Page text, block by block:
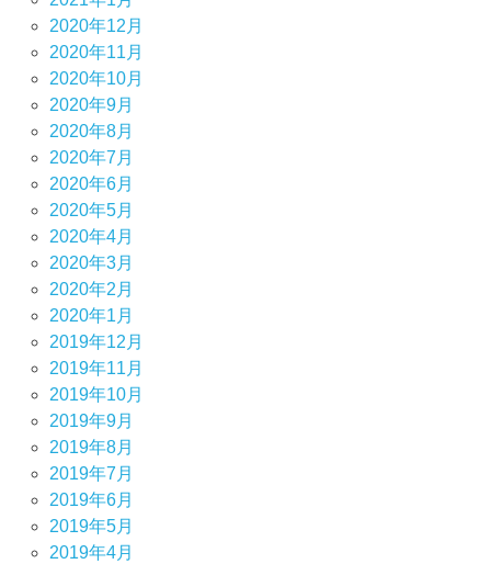
2020年12月
2020年11月
2020年10月
2020年9月
2020年8月
2020年7月
2020年6月
2020年5月
2020年4月
2020年3月
2020年2月
2020年1月
2019年12月
2019年11月
2019年10月
2019年9月
2019年8月
2019年7月
2019年6月
2019年5月
2019年4月